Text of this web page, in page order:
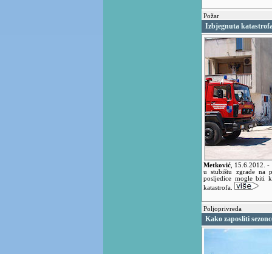
Požar
Izbjegnuta
Metković 15.6.2012.-
u stubištu zgrade na
posljedice mogle biti
katastrofa.
Poljoprivreda
Kako zaposliti